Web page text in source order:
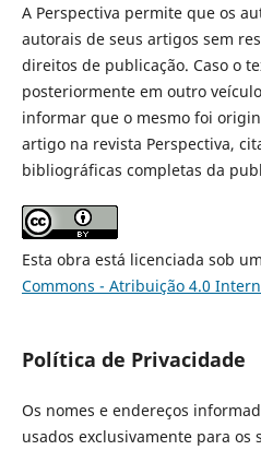
A Perspectiva permite que os
autorais de seus artigos sem
direitos de publicação. Caso o
posteriormente em outro
informar que o mesmo foi
artigo na revista Perspectiva,
bibliográficas completas da
Esta obra está licenciada sob
Commons - Atribuição 4.0
Política de Privacidade
Os nomes e endereços
usados exclusivamente para os